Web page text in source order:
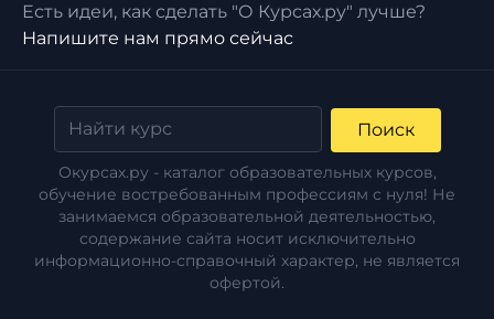
Есть идеи, как сделать "О Курсах.ру" лучше?
Напишите нам прямо сейчас
Поиск
Окурсах.ру - каталог образовательных курсов,
обучение востребованным профессиям с нуля! Не
занимаемся образовательной деятельностью,
содержание сайта носит исключительно
информационно-справочный характер, не является
офертой.